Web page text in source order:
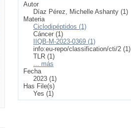
Autor
Díaz Pérez, Michelle Ashanty (1)
Materia
Ciclodipéptidos (1)
Cáncer (1)
IIQB-M-2023-0369 (1)
info:eu-repo/classification/cti/2 (1)
TLR (1)
... más
Fecha
2023 (1)
Has File(s)
Yes (1)